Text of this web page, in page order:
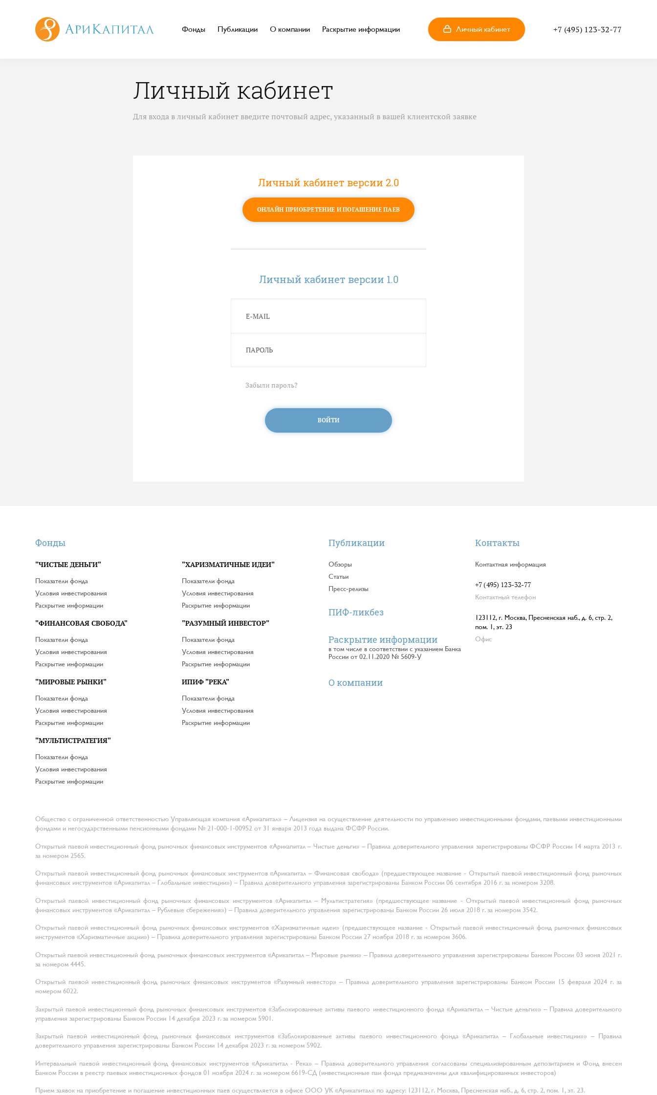
Фонды Публикации О компании Раскрытие информации Личный кабинет +7 (495) 123-32-77
Личный кабинет
Для входа в личный кабинет введите почтовый адрес, указанный в вашей клиентской заявке
Личный кабинет версии 2.0
ОНЛАЙН ПРИОБРЕТЕНИЕ И ПОГАШЕНИЕ ПАЕВ
Личный кабинет версии 1.0
Забыли пароль?
ВОЙТИ
Фонды
"ЧИСТЫЕ ДЕНЬГИ"
Показатели фонда
Условия инвестирования
Раскрытие информации
"ФИНАНСОВАЯ СВОБОДА"
Показатели фонда
Условия инвестирования
Раскрытие информации
"МИРОВЫЕ РЫНКИ"
Показатели фонда
Условия инвестирования
Раскрытие информации
"МУЛЬТИСТРАТЕГИЯ"
Показатели фонда
Условия инвестирования
Раскрытие информации
"ХАРИЗМАТИЧНЫЕ ИДЕИ"
Показатели фонда
Условия инвестирования
Раскрытие информации
"РАЗУМНЫЙ ИНВЕСТОР"
Показатели фонда
Условия инвестирования
Раскрытие информации
ИПИФ "РЕКА"
Показатели фонда
Условия инвестирования
Раскрытие информации
Публикации
Обзоры
Статьи
Пресс-релизы
ПИФ-ликбез
Раскрытие информации
в том числе в соответствии с указанием Банка
России от 02.11.2020 № 5609-У
О компании
Контакты
Контактная информация
+7 (495) 123-32-77
Контактный телефон
123112, г. Москва, Пресненская наб., д. 6, стр. 2,
пом. 1, эт. 23
Офис
Общество с ограниченной ответственностью Управляющая компания «Арикапитал» – Лицензия на осуществление деятельности по управлению инвестиционными фондами, паевыми инвестиционными
фондами и негосударственными пенсионными фондами № 21-000-1-00952 от 31 января 2013 года выдана ФСФР России.
Открытый паевой инвестиционный фонд рыночных финансовых инструментов «Арикапитал – Чистые деньги» – Правила доверительного управления зарегистрированы ФСФР России 14 марта 2013 г.
за номером 2565.
Открытый паевой инвестиционный фонд рыночных финансовых инструментов «Арикапитал – Финансовая свобода» (предшествующее название - Открытый паевой инвестиционный фонд рыночных
финансовых инструментов «Арикапитал – Глобальные инвестиции») – Правила доверительного управления зарегистрированы Банком России 06 сентября 2016 г. за номером 3208.
Открытый паевой инвестиционный фонд рыночных финансовых инструментов «Арикапитал – Мультистратегия» (предшествующее название - Открытый паевой инвестиционный фонд рыночных
финансовых инструментов «Арикапитал – Рублевые сбережения») – Правила доверительного управления зарегистрированы Банком России 26 июля 2018 г. за номером 3542.
Открытый паевой инвестиционный фонд рыночных финансовых инструментов «Харизматичные идеи» (предшествующее название - Открытый паевой инвестиционный фонд рыночных финансовых
инструментов «Харизматичные акции») – Правила доверительного управления зарегистрированы Банком России 27 ноября 2018 г. за номером 3606.
Открытый паевой инвестиционный фонд рыночных финансовых инструментов «Арикапитал – Мировые рынки» – Правила доверительного управления зарегистрированы Банком России 03 июня 2021 г.
за номером 4445.
Открытый паевой инвестиционный фонд рыночных финансовых инструментов «Разумный инвестор» – Правила доверительного управления зарегистрированы Банком России 15 февраля 2024 г. за
номером 6022.
Закрытый паевой инвестиционный фонд рыночных финансовых инструментов «Заблокированные активы паевого инвестиционного фонда «Арикапитал – Чистые деньги»» – Правила доверительного
управления зарегистрированы Банком России 14 декабря 2023 г. за номером 5901.
Закрытый паевой инвестиционный фонд рыночных финансовых инструментов «Заблокированные активы паевого инвестиционного фонда «Арикапитал – Глобальные инвестиции»» – Правила
доверительного управления зарегистрированы Банком России 14 декабря 2023 г. за номером 5902.
Интервальный паевой инвестиционный фонд финансовых инструментов «Арикапитал - Река» – Правила доверительного управления согласованы специализированным депозитарием и Фонд внесен
Банком России в реестр паевых инвестиционных фондов 01 ноября 2024 г. за номером 6619-СД (инвестиционные паи фонда предназначены для квалифицированных инвесторов)
Прием заявок на приобретение и погашение инвестиционных паев осуществляется в офисе ООО УК «Арикапитал» по адресу: 123112, г. Москва, Пресненская наб., д. 6, стр. 2, пом. 1, эт. 23.